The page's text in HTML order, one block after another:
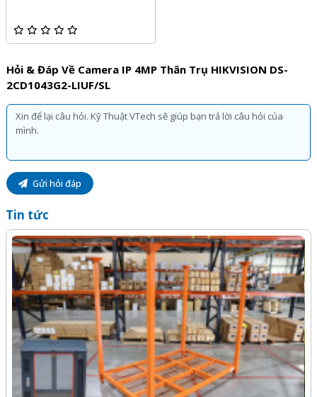
Quý khách hàng hoàn toàn yên tâm khi lựa chọn sử dụng
Hỏi & Đáp Về Camera IP 4MP Thân Trụ HIKVISION DS-
2CD1043G2-LIUF/SL
Gửi hỏi đáp
Tin tức